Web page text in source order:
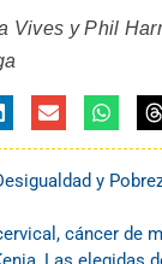
Vives y Phil
y
, cáncer de